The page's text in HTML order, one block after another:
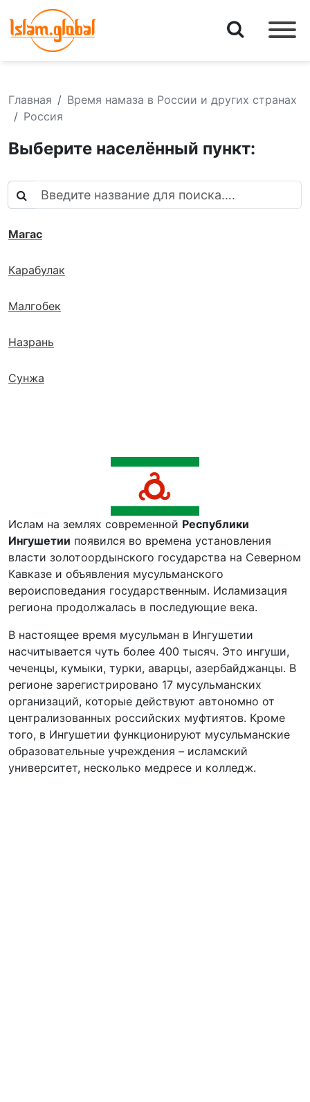
Главная
Время намаза в России и других странах
Россия
Выберите населённый пункт:
Магас
Карабулак
Малгобек
Назрань
Сунжа
Ислам на землях современной Республики
Ингушетии появился во времена установления
власти золотоордынского государства на Северном
Кавказе и объявления мусульманского
вероисповедания государственным. Исламизация
региона продолжалась в последующие века.
В настоящее время мусульман в Ингушетии
насчитывается чуть более 400 тысяч. Это ингуши,
чеченцы, кумыки, турки, аварцы, азербайджанцы. В
регионе зарегистрировано 17 мусульманских
организаций, которые действуют автономно от
централизованных российских муфтиятов. Кроме
того, в Ингушетии функционируют мусульманские
образовательные учреждения – исламский
университет, несколько медресе и колледж.